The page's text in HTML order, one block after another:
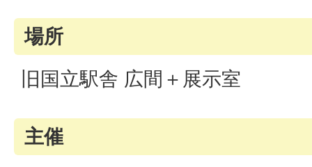
場所
旧国立駅舎 広間＋展示室
主催